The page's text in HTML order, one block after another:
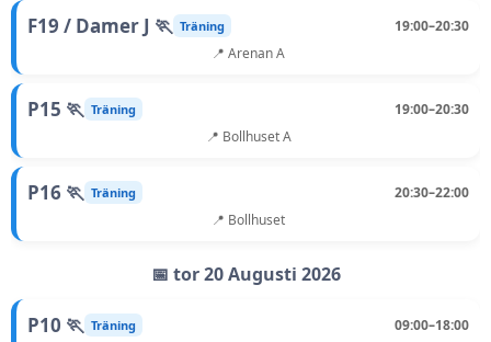
F19 / Damer J 🏃 Träning
19:00–20:30
📍 Arenan A
P15 🏃 Träning
19:00–20:30
📍 Bollhuset A
P16 🏃 Träning
20:30–22:00
📍 Bollhuset
📅 tor 20 Augusti 2026
P10 🏃 Träning
09:00–18:00